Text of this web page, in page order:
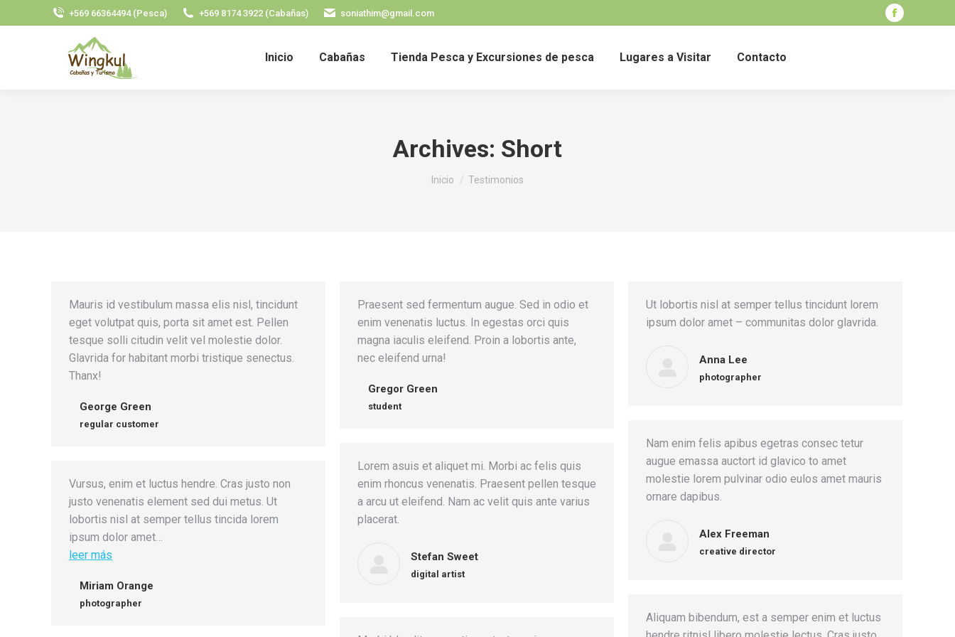
+569 66364494 (Pesca) +569 8174 3922 (Cabañas) soniathim@gmail.com
Facebook
Inicio Cabañas Tienda Pesca y Excursiones de pesca Lugares a Visitar Contacto
Archives: Short
Estás aquí:
Inicio Testimonios
Mauris id vestibulum massa elis nisl, tincidunt
eget volutpat quis, porta sit amet est. Pellen
tesque solli citudin velit vel molestie dolor.
Glavrida for habitant morbi tristique senectus.
Thanx!
George Green
regular customer
Praesent sed fermentum augue. Sed in odio et
enim venenatis luctus. In egestas orci quis
magna iaculis eleifend. Proin a lobortis ante,
nec eleifend urna!
Gregor Green
student
Ut lobortis nisl at semper tellus tincidunt lorem
ipsum dolor amet – communitas dolor glavrida.
Anna Lee
photographer
Nam enim felis apibus egetras consec tetur
augue emassa auctort id glavico to amet
molestie lorem pulvinar odio eulos amet mauris
ornare dapibus.
Alex Freeman
creative director
Lorem asuis et aliquet mi. Morbi ac felis quis
enim rhoncus venenatis. Praesent pellen tesque
a arcu ut eleifend. Nam ac velit quis ante varius
placerat.
Stefan Sweet
digital artist
Vursus, enim et luctus hendre. Cras justo non
justo venenatis element sed dui metus. Ut
lobortis nisl at semper tellus tincida lorem
ipsum dolor amet…
leer más
Miriam Orange
photographer
Aliquam bibendum, est a semper enim et luctus